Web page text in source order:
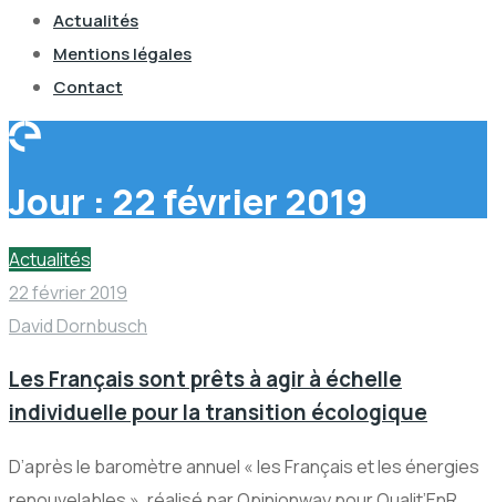
Actualités
Mentions légales
Contact
Jour : 22 février 2019
Actualités
22 février 2019
David Dornbusch
Les Français sont prêts à agir à échelle
individuelle pour la transition écologique
D’après le baromètre annuel « les Français et les énergies